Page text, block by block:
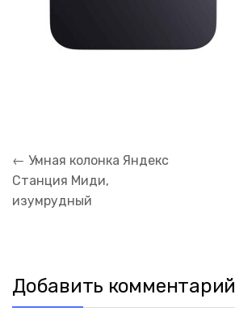
Навигация
по
записям
← Умная колонка Яндекс
Станция Миди,
изумрудный
Добавить комментарий